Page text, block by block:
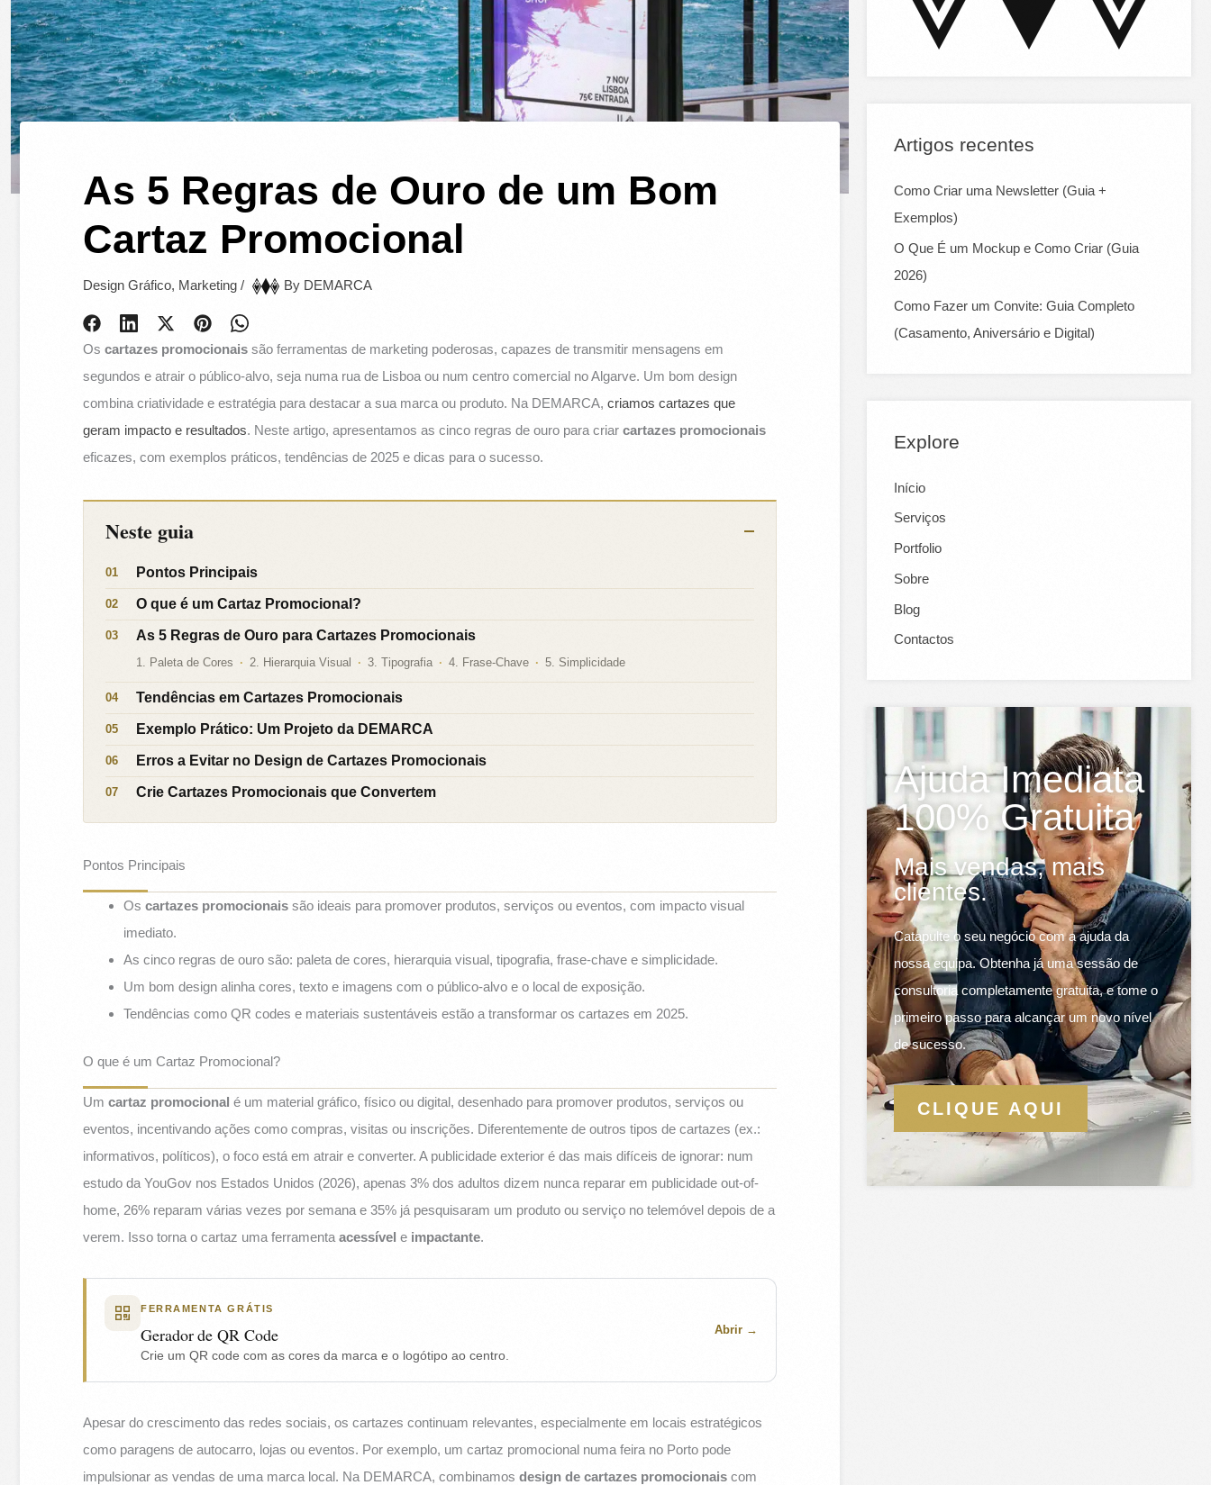
As 5 Regras de Ouro de um Bom
Cartaz Promocional
Design Gráfico, Marketing / By DEMARCA
Oscartazes promocionais são ferramentas de marketing poderosas, capazes de transmitir mensagens em
segundos e atrair o público-alvo, seja numa rua de Lisboa ou num centro comercial no Algarve. Um bom design
combina criatividade e estratégia para destacar a sua marca ou produto. Na DEMARCA,criamos cartazes que
geram impacto e resultados. Neste artigo, apresentamos as cinco regras de ouro para criarcartazes promocionais
eficazes, com exemplos práticos, tendências de 2025 e dicas para o sucesso.
Neste guia
Pontos Principais
O que é um Cartaz Promocional?
As 5 Regras de Ouro para Cartazes Promocionais
1. Paleta de Cores 2. Hierarquia Visual 3. Tipografia 4. Frase-Chave 5. Simplicidade
Tendências em Cartazes Promocionais
Exemplo Prático: Um Projeto da DEMARCA
Erros a Evitar no Design de Cartazes Promocionais
Crie Cartazes Promocionais que Convertem
Pontos Principais
Oscartazes promocionais são ideais para promover produtos, serviços ou eventos, com impacto visual
imediato.
As cinco regras de ouro são: paleta de cores, hierarquia visual, tipografia, frase-chave e simplicidade.
Um bom design alinha cores, texto e imagens com o público-alvo e o local de exposição.
Tendências como QR codes e materiais sustentáveis estão a transformar os cartazes em 2025.
O que é um Cartaz Promocional?
Umcartaz promocional é um material gráfico, físico ou digital, desenhado para promover produtos, serviços ou
eventos, incentivando ações como compras, visitas ou inscrições. Diferentemente de outros tipos de cartazes (ex.:
informativos, políticos), o foco está em atrair e converter. A publicidade exterior é das mais difíceis de ignorar: num
estudo da YouGov nos Estados Unidos (2026), apenas 3% dos adultos dizem nunca reparar em publicidade out-of-
home, 26% reparam várias vezes por semana e 35% já pesquisaram um produto ou serviço no telemóvel depois de a
verem. Isso torna o cartaz uma ferramentaacessível e impactante.
FERRAMENTA GRÁTIS
Gerador de QR Code
Crie um QR code com as cores da marca e o logótipo ao centro.
Abrir
Apesar do crescimento das redes sociais, os cartazes continuam relevantes, especialmente em locais estratégicos
como paragens de autocarro, lojas ou eventos. Por exemplo, um cartaz promocional numa feira no Porto pode
impulsionar as vendas de uma marca local. Na DEMARCA, combinamosdesign de cartazes promocionais com
Artigos recentes
Como Criar uma Newsletter (Guia +
Exemplos)
O Que É um Mockup e Como Criar (Guia
2026)
Como Fazer um Convite: Guia Completo
(Casamento, Aniversário e Digital)
Explore
Início
Serviços
Portfolio
Sobre
Blog
Contactos
Ajuda Imediata
100% Gratuita
Mais vendas, mais
clientes.
Catapulte o seu negócio com a ajuda da
nossa equipa. Obtenha já uma sessão de
consultoria completamente gratuita, e tome o
primeiro passo para alcançar um novo nível
de sucesso.
CLIQUE AQUI